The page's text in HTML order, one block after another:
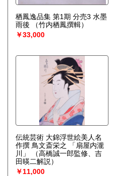
栖鳳逸品集 第1期 分売3 水墨
雨後
（竹内栖鳳撰輯）
￥33,000
伝統芸術 大錦浮世絵美人名
作撰 鳥文斎栄之 「扇屋内瀧
川」
（高橋誠一郎監修、吉
田暎二解説）
￥11,000